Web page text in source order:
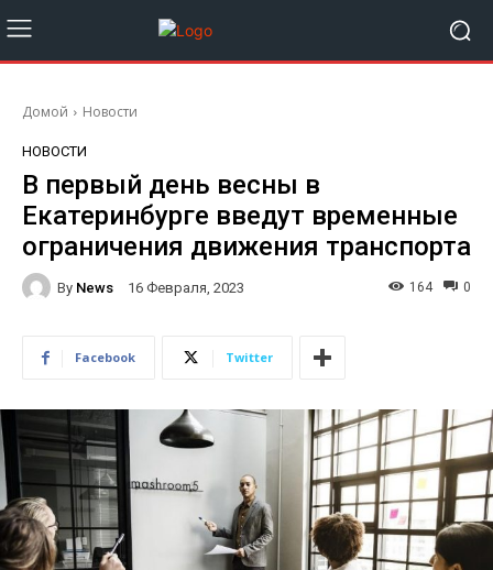
Домой Новости
НОВОСТИ
В первый день весны в
Екатеринбурге введут временные
ограничения движения транспорта
By News 16 Февраля, 2023 0
164
Facebook Twitter